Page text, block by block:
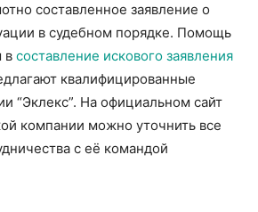
составленное заявление о
в судебном порядке. Помощь
в составление искового заявления
квалифицированные
“Эклекс”. На официальном сайт
компании можно уточнить все
с её командой